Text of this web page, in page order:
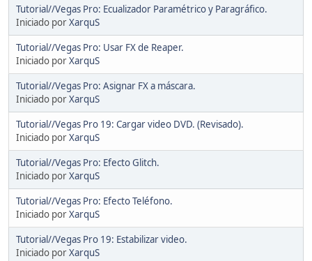
Tutorial//Vegas Pro: Ecualizador Paramétrico y Paragráfico.
Iniciado porXarquS
Tutorial//Vegas Pro: Usar FX de Reaper.
Iniciado porXarquS
Tutorial//Vegas Pro: Asignar FX a máscara.
Iniciado porXarquS
Tutorial//Vegas Pro 19: Cargar video DVD. (Revisado).
Iniciado porXarquS
Tutorial//Vegas Pro: Efecto Glitch.
Iniciado porXarquS
Tutorial//Vegas Pro: Efecto Teléfono.
Iniciado porXarquS
Tutorial//Vegas Pro 19: Estabilizar video.
Iniciado porXarquS